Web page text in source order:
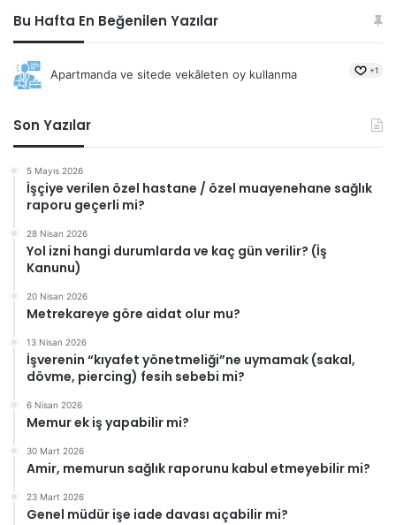
Bu Hafta En Beğenilen Yazılar
Apartmanda ve sitede vekâleten oy kullanma +1
Son Yazılar
5 Mayıs 2026
İşçiye verilen özel hastane / özel muayenehane sağlık
raporu geçerli mi?
28 Nisan 2026
Yol izni hangi durumlarda ve kaç gün verilir? (İş
Kanunu)
20 Nisan 2026
Metrekareye göre aidat olur mu?
13 Nisan 2026
İşverenin “kıyafet yönetmeliği”ne uymamak (sakal,
dövme, piercing) fesih sebebi mi?
6 Nisan 2026
Memur ek iş yapabilir mi?
30 Mart 2026
Amir, memurun sağlık raporunu kabul etmeyebilir mi?
23 Mart 2026
Genel müdür işe iade davası açabilir mi?